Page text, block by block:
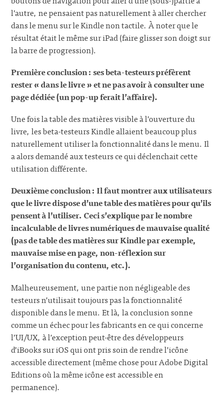
l’autre, ne pensaient pas naturellement à aller chercher
dans le menu sur le Kindle non tactile. À noter que le
résultat était le même sur iPad (faire glisser son doigt sur
la barre de progression).
Première conclusion : ses beta-testeurs préfèrent
rester « dans le livre » et ne pas avoir à consulter une
page dédiée (un pop-up ferait l’affaire).
Une fois la table des matières visible à l’ouverture du
livre, les beta-testeurs Kindle allaient beaucoup plus
naturellement utiliser la fonctionnalité dans le menu. Il
a alors demandé aux testeurs ce qui déclenchait cette
utilisation différente.
Deuxième conclusion : Il faut montrer aux utilisateurs
que le livre dispose d’une table des matières pour qu’ils
pensent à l’utiliser. Ceci s’explique par le nombre
incalculable de livres numériques de mauvaise qualité
(pas de table des matières sur Kindle par exemple,
mauvaise mise en page, non-réflexion sur
l’organisation du contenu, etc.).
Malheureusement, une partie non négligeable des
testeurs n’utilisait toujours pas la fonctionnalité
disponible dans le menu. Et là, la conclusion sonne
comme un échec pour les fabricants en ce qui concerne
l’UI/UX, à l’exception peut-être des développeurs
d’iBooks sur iOS qui ont pris soin de rendre l’icône
accessible directement (même chose pour Adobe Digital
Editions où la même icône est accessible en
permanence).